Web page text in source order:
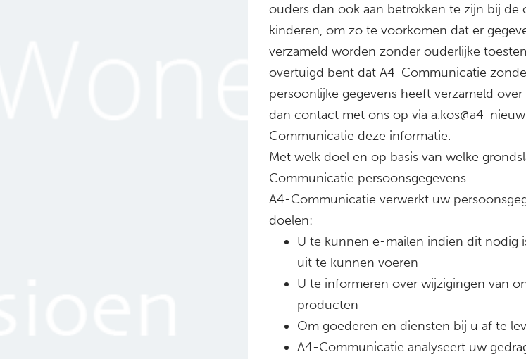
ouders dan ook aan betrokken te zijn bij de
kinderen, om zo te voorkomen dat er
verzameld worden zonder ouderlijke
overtuigd bent dat A4-Communicatie
persoonlijke gegevens heeft verzameld
dan contact met ons op via a.kos@a4-
Communicatie deze informatie.
Met welk doel en op basis van welke
Communicatie persoonsgegevens
A4-Communicatie verwerkt uw
doelen:
U te kunnen e-mailen indien dit nodig
uit te kunnen voeren
U te informeren over wijzigingen van
producten
Om goederen en diensten bij u af te
A4-Communicatie analyseert uw